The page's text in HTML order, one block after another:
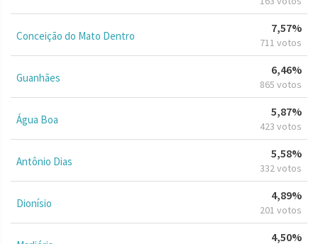
Conceição do Mato Dentro
7,57%
711 votos
Guanhães
6,46%
865 votos
Água Boa
5,87%
423 votos
Antônio Dias
5,58%
332 votos
Dionísio
4,89%
201 votos
4,50%